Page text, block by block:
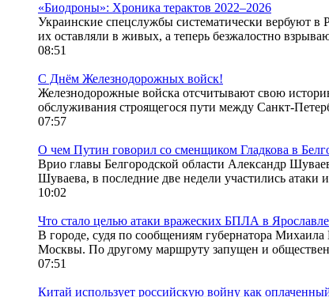
«Биодроны»: Хроника терактов 2022–2026
Украинские спецслужбы систематически вербуют
их оставляли в живых, а теперь безжалостно
08:51
С Днём Железнодорожных войск!
Железнодорожные войска отсчитывают свою
обслуживания строящегося пути между Санкт-
07:57
О чем Путин говорил со сменщиком Гладкова в
Врио главы Белгородской области Александр
Шуваева, в последние две недели участились атаки
10:02
Что стало целью атаки вражеских БПЛА в
В городе, судя по сообщениям губернатора
Москвы. По другому маршруту запущен и
07:51
Китай использует российскую войну как